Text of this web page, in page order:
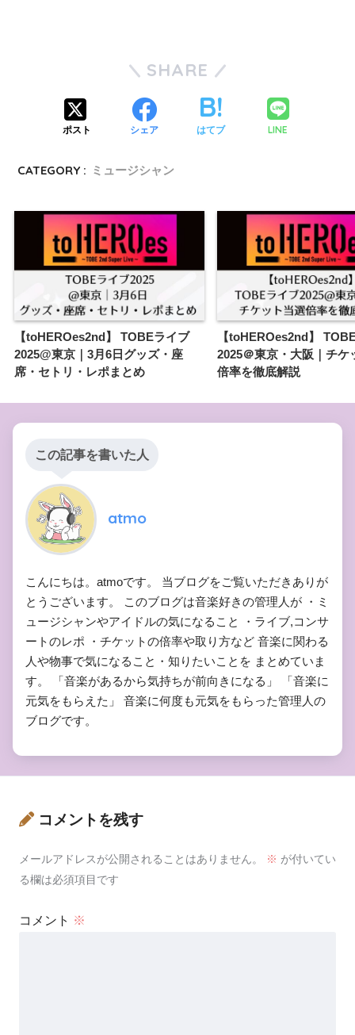
SHARE
ポスト シェア はてブ LINE
CATEGORY : ミュージシャン
【toHEROes2nd】 TOBEライブ
2025@東京｜3月6日グッズ・座
席・セトリ・レポまとめ
【toHEROes2nd】
2025＠東京・大阪｜チケ
倍率を徹底解説
この記事を書いた人
atmo
こんにちは。atmoです。 当ブログをご覧いただきありが
とうございます。 このブログは音楽好きの管理人が ・ミ
ュージシャンやアイドルの気になること ・ライブ,コンサ
ートのレポ ・チケットの倍率や取り方など 音楽に関わる
人や物事で気になること・知りたいことを まとめていま
す。 「音楽があるから気持ちが前向きになる」 「音楽に
元気をもらえた」 音楽に何度も元気をもらった管理人の
ブログです。
コメントを残す
メールアドレスが公開されることはありません。 ※ が付いてい
る欄は必須項目です
コメント ※